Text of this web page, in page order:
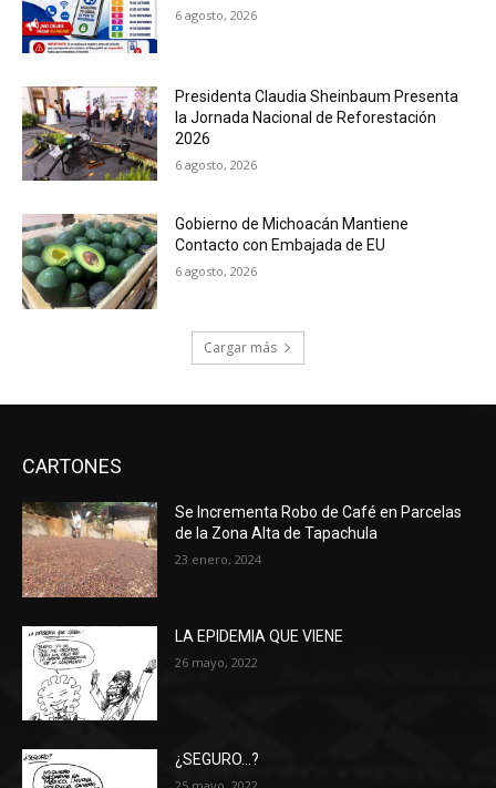
6 agosto, 2026
Presidenta Claudia Sheinbaum Presenta
la Jornada Nacional de Reforestación
2026
6 agosto, 2026
Gobierno de Michoacán Mantiene
Contacto con Embajada de EU
6 agosto, 2026
Cargar más
CARTONES
Se Incrementa Robo de Café en Parcelas
de la Zona Alta de Tapachula
23 enero, 2024
LA EPIDEMIA QUE VIENE
26 mayo, 2022
¿SEGURO…?